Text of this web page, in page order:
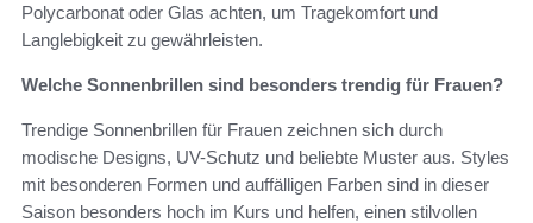
Polycarbonat oder Glas achten, um Tragekomfort und
Langlebigkeit zu gewährleisten.
Welche Sonnenbrillen sind besonders trendig für Frauen?
Trendige Sonnenbrillen für Frauen zeichnen sich durch
modische Designs, UV-Schutz und beliebte Muster aus. Styles
mit besonderen Formen und auffälligen Farben sind in dieser
Saison besonders hoch im Kurs und helfen, einen stilvollen